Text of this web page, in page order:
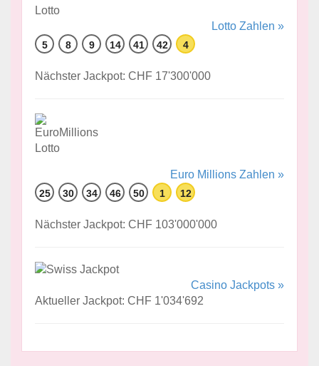
Lotto Zahlen »
5 8 9 14 41 42 4
Nächster Jackpot: CHF 17'300'000
Euro Millions Zahlen »
25 30 34 46 50 1 12
Nächster Jackpot: CHF 103'000'000
Casino Jackpots »
Aktueller Jackpot: CHF 1'034'692